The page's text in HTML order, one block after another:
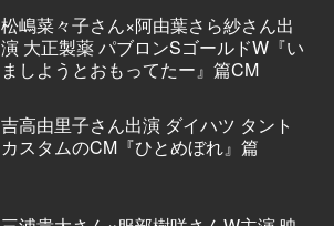
松嶋菜々子さん×阿由葉さら紗さん出
演 大正製薬 パブロンSゴールドW『い
ましようとおもってたー』篇CM
吉高由里子さん出演 ダイハツ タント
カスタムのCM『ひとめぼれ』篇